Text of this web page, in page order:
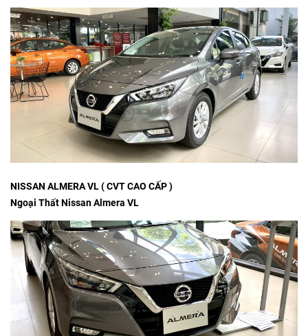
NISSAN ALMERA VL ( CVT CAO CẤP )
Ngoại Thất Nissan Almera VL